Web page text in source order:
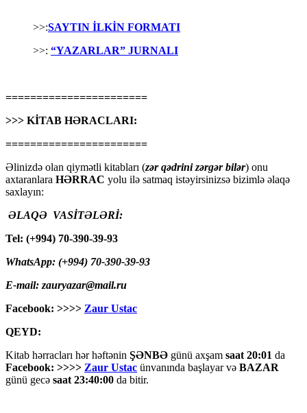
>>:SAYTIN İLKİN FORMATI
>>: “YAZARLAR” JURNALI
=======================
>>> KİTAB HƏRACLARI:
=======================
Əlinizdə olan qiymətli kitabları (zər qədrini zərgər bilər) onu
axtaranlara HƏRRAC yolu ilə satmaq istəyirsinizsə bizimlə əlaqə
saxlayın:
ƏLAQƏ VASİTƏLƏRİ:
Tel: (+994) 70-390-39-93
WhatsApp: (+994) 70-390-39-93
E-mail: zauryazar@mail.ru
Facebook: >>>> Zaur Ustac
QEYD:
Kitab hərracları hər həftənin ŞƏNBƏ günü axşam saat 20:01 da
Facebook: >>>> Zaur Ustac ünvanında başlayar və BAZAR
günü gecə saat 23:40:00 da bitir.